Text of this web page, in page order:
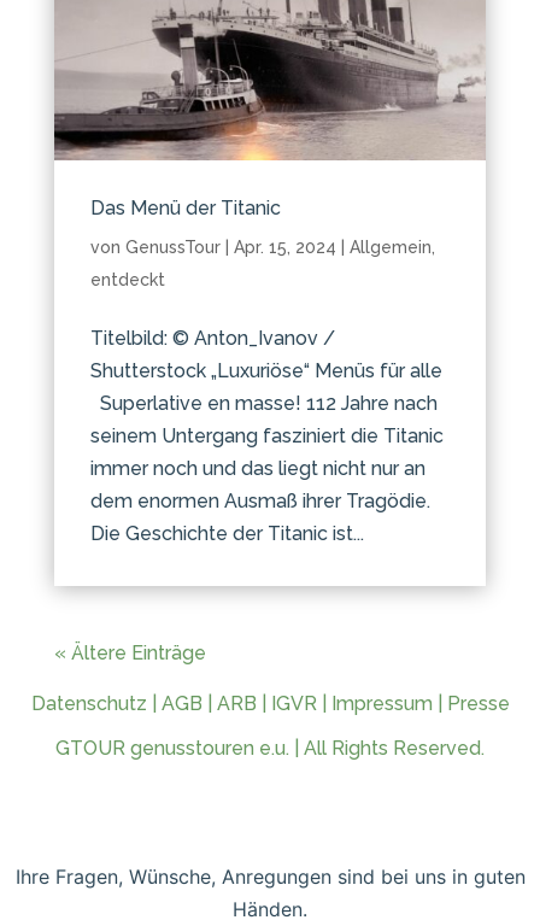
Das Menü der Titanic
von GenussTour| Apr. 15, 2024 Allgemein
entdeckt
Titelbild: © Anton_Ivanov /
Shutterstock „Luxuriöse“ Menüs für alle
Superlative en masse! 112 Jahre nach
seinem Untergang fasziniert die Titanic
immer noch und das liegt nicht nur an
dem enormen Ausmaß ihrer Tragödie.
Die Geschichte der Titanic ist...
« Ältere Einträge
Datenschutz AGB ARB IGVR| Impressum
Presse
GTOUR genusstouren e.u. | All Rights Reserved.
Ihre Fragen, Wünsche, Anregungen sind bei uns in guten
Händen.